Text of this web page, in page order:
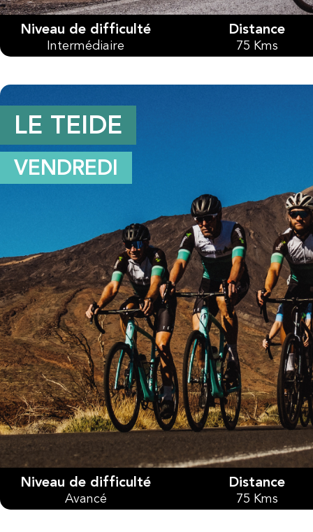
Niveau de difficulté
Intermédiaire
Distance
75 Kms
LE TEIDE
VENDREDI
Niveau de difficulté
Avancé
Distance
75 Kms